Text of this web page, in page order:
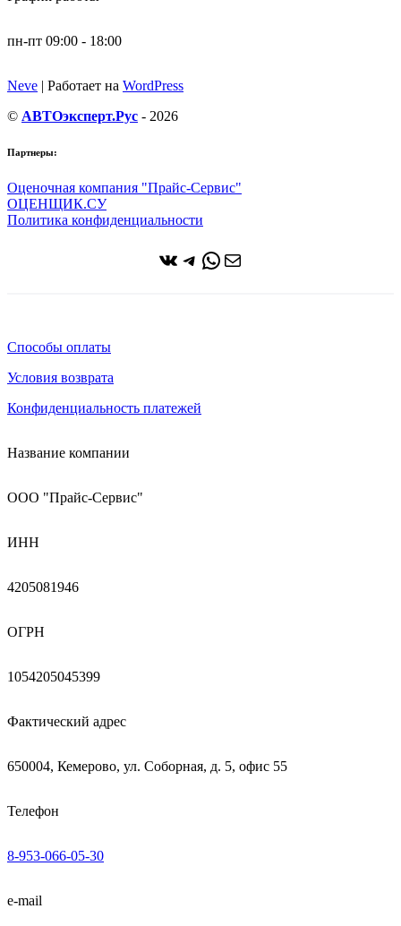
пн-пт 09:00 - 18:00
Neve | Работает на WordPress
© АВТОэксперт.Рус - 2026
Партнеры:
Оценочная компания "Прайс-Сервис"
ОЦЕНЩИК.СУ
Политика конфиденциальности
ВКонтакте
Telegram
WhatsApp
Почта
Способы оплаты
Условия возврата
Конфиденциальность платежей
Название компании
ООО "Прайс-Сервис"
ИНН
4205081946
ОГРН
1054205045399
Фактический адрес
650004, Кемерово, ул. Соборная, д. 5, офис 55
Телефон
8-953-066-05-30
e-mail